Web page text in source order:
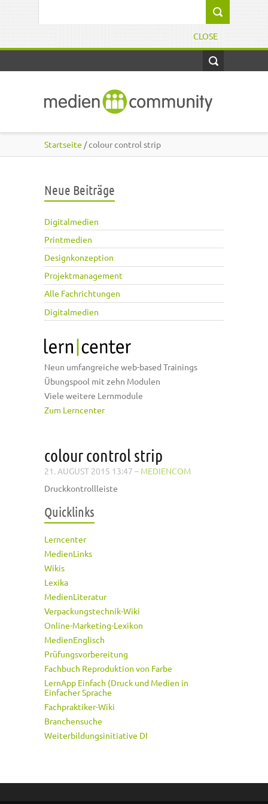
CLOSE
Startseite / colour control strip
Neue Beiträge
Digitalmedien
Printmedien
Designkonzeption
Projektmanagement
Alle Fachrichtungen
Digitalmedien
Neun umfangreiche web-based Trainings
Übungspool mit zehn Modulen
Viele weitere Lernmodule
Zum Lerncenter
colour control strip
21. AUGUST 2015 13:47 – MEDIENCOM
Druckkontrollleiste
Quicklinks
Lerncenter
MedienLinks
Wikis
Lexika
MedienLiteratur
Verpackungstechnik-Wiki
Online-Marketing-Lexikon
MedienEnglisch
Prüfungsvorbereitung
Fachbuch Reproduktion von Farbe
LernApp Einfach (Druck und Medien in
Einfacher Sprache
Fachpraktiker-Wiki
Branchensuche
Weiterbildungsinitiative DI